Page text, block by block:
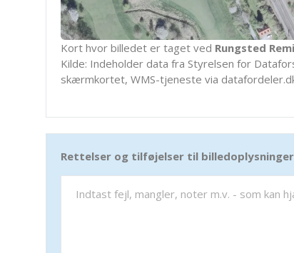
Kort hvor billedet er taget ved Rungsted
Kilde: Indeholder data fra Styrelsen for
skærmkortet, WMS-tjeneste via
Rettelser og tilføjelser til